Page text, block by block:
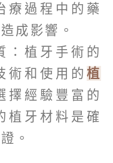
療過程中的藥
成影響。
：植牙手術的
術和使用的 植
擇經驗豐富的
植牙材料是確
。